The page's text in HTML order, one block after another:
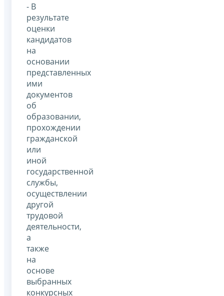
- В
результате
оценки
кандидатов
на
основании
представленных
ими
документов
об
образовании,
прохождении
гражданской
или
иной
государственной
службы,
осуществлении
другой
трудовой
деятельности,
а
также
на
основе
выбранных
конкурсных